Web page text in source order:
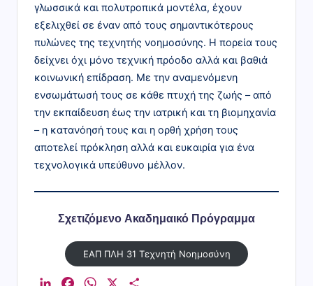
γλωσσικά και πολυτροπικά μοντέλα, έχουν
εξελιχθεί σε έναν από τους σημαντικότερους
πυλώνες της τεχνητής νοημοσύνης. Η πορεία τους
δείχνει όχι μόνο τεχνική πρόοδο αλλά και βαθιά
κοινωνική επίδραση. Με την αναμενόμενη
ενσωμάτωσή τους σε κάθε πτυχή της ζωής – από
την εκπαίδευση έως την ιατρική και τη βιομηχανία
– η κατανόησή τους και η ορθή χρήση τους
αποτελεί πρόκληση αλλά και ευκαιρία για ένα
τεχνολογικά υπεύθυνο μέλλον.
Σχετιζόμενο Ακαδημαικό Πρόγραμμα
ΕΑΠ ΠΛΗ 31 Τεχνητή Νοημοσύνη
W